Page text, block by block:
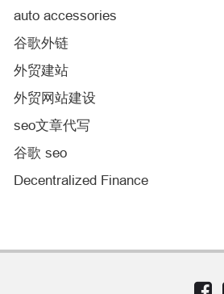
auto accessories
谷歌外链
外贸建站
外贸网站建设
seo文章代写
谷歌 seo
Decentralized Finance